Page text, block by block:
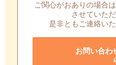
ご関心がおありの場合
させていた
是非ともご連絡い
お問い合わ